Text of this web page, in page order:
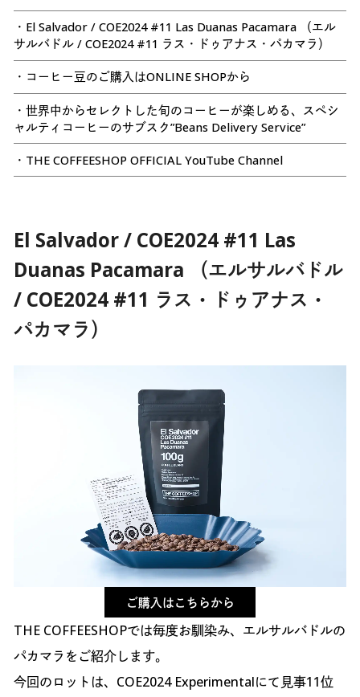
・El Salvador / COE2024 #11 Las Duanas Pacamara （エル
サルバドル / COE2024 #11 ラス・ドゥアナス・パカマラ）
・コーヒー豆のご購入はONLINE SHOPから
・世界中からセレクトした旬のコーヒーが楽しめる、スペシ
ャルティコーヒーのサブスク”Beans Delivery Service”
・THE COFFEESHOP OFFICIAL YouTube Channel
El Salvador / COE2024 #11 Las
Duanas Pacamara （エルサルバドル
/ COE2024 #11 ラス・ドゥアナス・
パカマラ）
ご購入はこちらから
THE COFFEESHOPでは毎度お馴染み、エルサルバドルの
パカマラをご紹介します。
今回のロットは、COE2024 Experimentalにて見事11位